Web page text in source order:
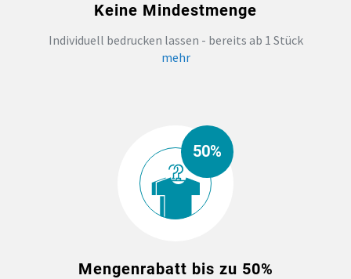
Keine Mindestmenge
Individuell bedrucken lassen - bereits ab 1 Stück
mehr
50%
Mengenrabatt bis zu 50%